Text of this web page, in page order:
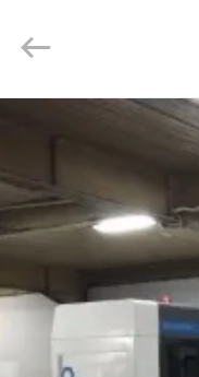
PRODUCTOS
SOBRE
NOSOTROS
VIAJE
Technology
Co.,Ltd.
Reserved.